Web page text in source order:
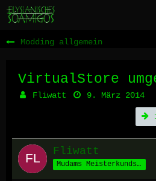
Modding allgemein
VirtualStore
Fliwatt 9. März 2014
Fliwatt
Mudams Meisterkundschafter